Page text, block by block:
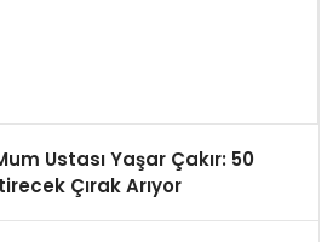
Ustası Yaşar Çakır: 50
Çırak Arıyor